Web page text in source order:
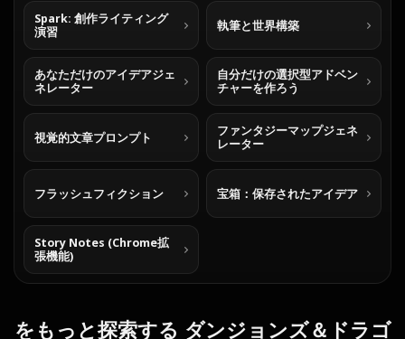
Spark: 創作ライティング
演習
執筆と世界構築
あなただけのアイデアジェ
ネレーター
自分だけの選択型アドベン
チャーを作ろう
視覚的文章プロンプト
ファンタジーマップジェネ
レーター
フラッシュフィクション 宝箱：保存されたアイデア
Story Notes (Chrome拡
張機能)
をもっと探索する ダンジョンズ＆ドラゴ